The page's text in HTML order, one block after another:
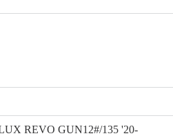
REVO GUN12#/135 '20-